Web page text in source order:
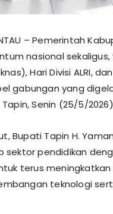
– Pemerintah
nasional sekaligus,
Hari Divisi ALRI,
gabungan yang
Senin (25/5/
Bupati Tapin H.
sektor pendidikan
terus
teknologi